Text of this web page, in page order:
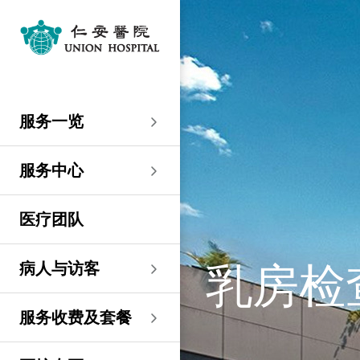
服务一览
服务一览
急症及门诊
专科服务
专科服务
妇产科／生殖医学
妇产科／生殖医学
妇产科
生殖医学科
外科
外科
乳房健康
泌尿外科
心胸肺外科
整形外科
骨科
内科
肠胃肝脏科
呼吸系统科
内分泌及糖尿科
肾科
肿瘤科
儿科
小儿外科及小儿泌尿科
过敏专科服务
其他医疗服务
其他医疗服务
健康检查
疫苗注射
物理治疗
言语治疗
服务中心
服务中心
大围仁安医院
仁安微创中心
儿科/婴儿健康中心
乳房保健及治疗中心
仁安内视镜及日间手
术中心
尖沙咀 H Zentre
尖沙咀 H Zentre
仁安肿瘤中心
仁安医疗造影体检中
心
尖沙咀美丽华广场
尖沙咀美丽华广场
仁安植发中心
仁安医院分科诊所 (尖
沙咀)
仁安医院分科诊所 (尖
仁安医院分科诊所 (尖
沙咀) 内视镜及日间治
疗中心
分科诊所
分科诊所
沙咀)
仁安医院分科诊所 (将
军澳)
仁安医院分科诊所
仁安医院分科诊所
仁安医院分科诊所
(荃湾)
医疗团队
病人与访客
病人与访客
入院准备
留院指南
部门服务时间
恶劣天气安排
病人权益
病人权益
病人与家庭委员会
意见回馈
健康资讯
健康资讯
小册子
服务收费及套餐
服务收费及套餐
医疗券计划
医护专区
费用预算
费用预算
度的先导计划
住院及手术费用预计表
服务费用预算
休假通知只适用于V-
CODE医生
护士训练学校
护士网上培训系统
(CNE)
关于仁安
仁安概览
纪念日志
医学研究
认证及奖项
仁心仁术慈善计划
资讯中心
资讯中心
新闻稿
专栏文章
小册子
感染控制
职位空缺
联络我们
位置及交通
意见回馈
其他查询
乳房检